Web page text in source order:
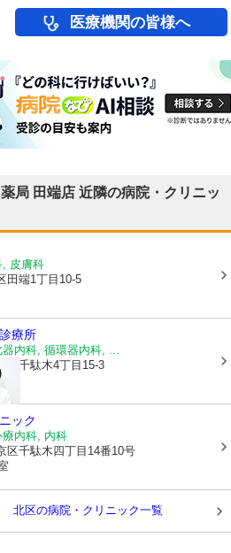
医療機関の皆様へ
局 田端店 近隣の病院・クリニッ
, 皮膚科
田端1丁目10-5
療所
器内科, 循環器内科, ...
千駄木4丁目15-3
ック
内科, 内科
区千駄木四丁目14番10号
北区の病院・クリニック一覧